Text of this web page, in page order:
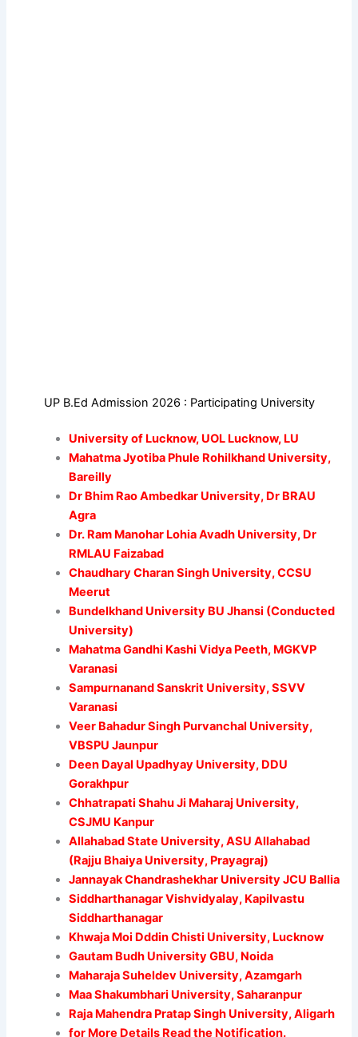
UP B.Ed Admission 2026 : Participating University
University of Lucknow, UOL Lucknow, LU
Mahatma Jyotiba Phule Rohilkhand University,
Bareilly
Dr Bhim Rao Ambedkar University, Dr BRAU
Agra
Dr. Ram Manohar Lohia Avadh University, Dr
RMLAU Faizabad
Chaudhary Charan Singh University, CCSU
Meerut
Bundelkhand University BU Jhansi (Conducted
University)
Mahatma Gandhi Kashi Vidya Peeth, MGKVP
Varanasi
Sampurnanand Sanskrit University, SSVV
Varanasi
Veer Bahadur Singh Purvanchal University,
VBSPU Jaunpur
Deen Dayal Upadhyay University, DDU
Gorakhpur
Chhatrapati Shahu Ji Maharaj University,
CSJMU Kanpur
Allahabad State University, ASU Allahabad
(Rajju Bhaiya University, Prayagraj)
Jannayak Chandrashekhar University JCU Ballia
Siddharthanagar Vishvidyalay, Kapilvastu
Siddharthanagar
Khwaja Moi Dddin Chisti University, Lucknow
Gautam Budh University GBU, Noida
Maharaja Suheldev University, Azamgarh
Maa Shakumbhari University, Saharanpur
Raja Mahendra Pratap Singh University, Aligarh
for More Details Read the Notification.